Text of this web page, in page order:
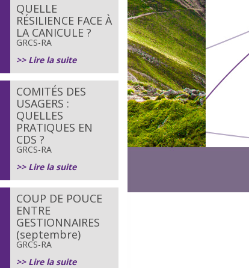
QUELLE
RÉSILIENCE FACE À
LA CANICULE ?
GRCS-RA
>> Lire la suite
COMITÉS DES
USAGERS :
QUELLES
PRATIQUES EN
CDS ?
GRCS-RA
>> Lire la suite
COUP DE POUCE
ENTRE
GESTIONNAIRES
(septembre)
GRCS-RA
>> Lire la suite